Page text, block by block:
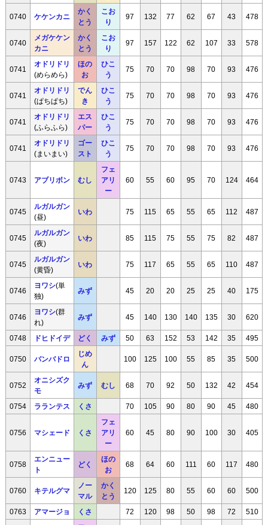
0740 ケケンカニ
かく
とう
こお
り
97 132 77 62 67 43 478
0740
メガケケン
カニ
かく
とう
こお
り
97 157 122 62 107 33 578
0741
オドリドリ
(めらめら)
ほの
お
ひこ
う
75 70 70 98 70 93 476
0741
オドリドリ
(ぱちぱち)
でん
き
ひこ
う
75 70 70 98 70 93 476
0741
オドリドリ
(ふらふら)
エス
パー
ひこ
う
75 70 70 98 70 93 476
0741
オドリドリ
(まいまい)
ゴー
スト
ひこ
う
75 70 70 98 70 93 476
0743 アブリボン むし
フェ
アリ
ー
60 55 60 95 70 124 464
0745
ルガルガン
(昼)
いわ 75 115 65 55 65 112 487
0745
ルガルガン
(夜)
いわ 85 115 75 55 75 82 487
0745
ルガルガン
(黄昏)
いわ 75 117 65 55 65 110 487
0746
ヨワシ(単
独)
みず 45 20 20 25 25 40 175
0746
ヨワシ(群
れ)
みず 45 140 130 140 135 30 620
0748 ドヒドイデ どく みず 50 63 152 53 142 35 495
0750 バンバドロ
じめ
ん
100 125 100 55 85 35 500
0752
オニシズク
モ
みず むし 68 70 92 50 132 42 454
0754 ラランテス くさ 70 105 90 80 90 45 480
0756 マシェード くさ
フェ
アリ
ー
60 45 80 90 100 30 405
0758
エンニュー
ト
どく
ほの
お
68 64 60 111 60 117 480
0760 キテルグマ
ノー
マル
かく
とう
120 125 80 55 60 60 500
0763 アマージョ くさ 72 120 98 50 98 72 510